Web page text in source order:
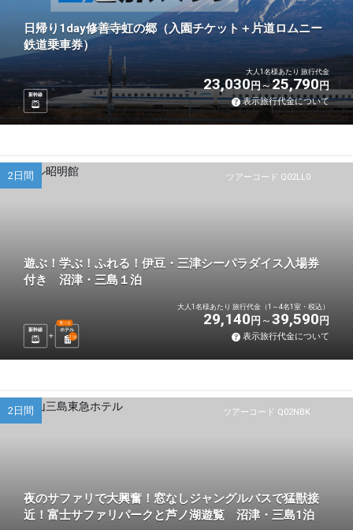
日帰り1day修善寺虹の郷（入園チケット＋片道ロムニー
鉄道乗車券）
新幹線
大人1名様あたり 旅行代金
23,030円 25,790円
表示旅行代金について
ツアーコード Q02LL0
2日間
遊ぶ！学ぶ！ふれる！伊豆・三津シーパラダイス入場券
付き 沼津・三島１泊
新幹線 ホテル
選べる
1 泊
大人1名様あたり 旅行代金（1～4名1室・税込）
29,140 円 39,590 円
表示旅行代金について
ツアーコード Q02NBK
2日間
夜のサファリで大興奮！窓なしジャングルバスで猛獣接
近！富士サファリパークと芦ノ湖遊覧 沼津・三島1泊